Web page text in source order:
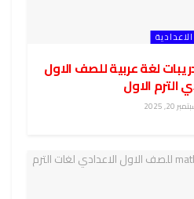
الاعدادية
لغة عربية للصف الاول
الترم الاول
20, 2025